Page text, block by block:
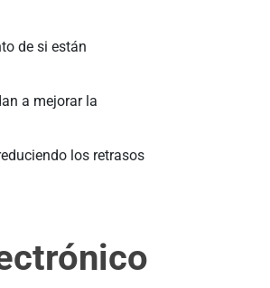
de si están
a mejorar la
los retrasos